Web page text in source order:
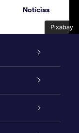
Pixabay
Pixabay
Notícias